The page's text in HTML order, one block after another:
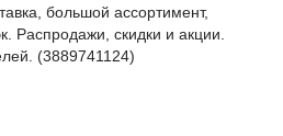
большой ассортимент,
Распродажи, скидки и акции.
(3889741124)